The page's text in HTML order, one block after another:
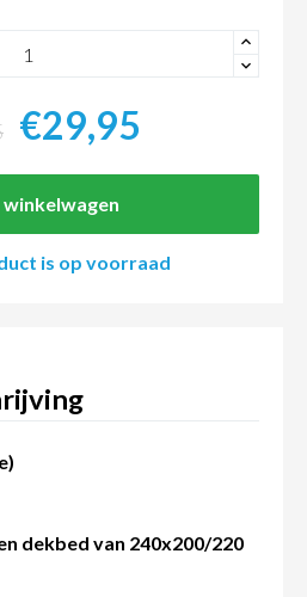
dekbed van 240x200/220
+
-
€29,95
winkelwagen
is op voorraad